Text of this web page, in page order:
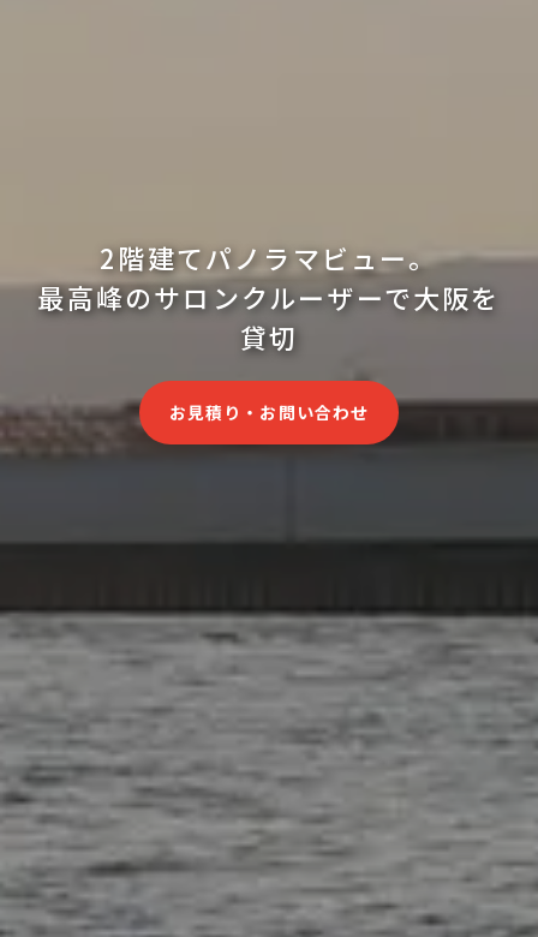
2階建てパノラマビュー。
最高峰のサロンクルーザーで大阪を
貸切
お見積り・お問い合わせ